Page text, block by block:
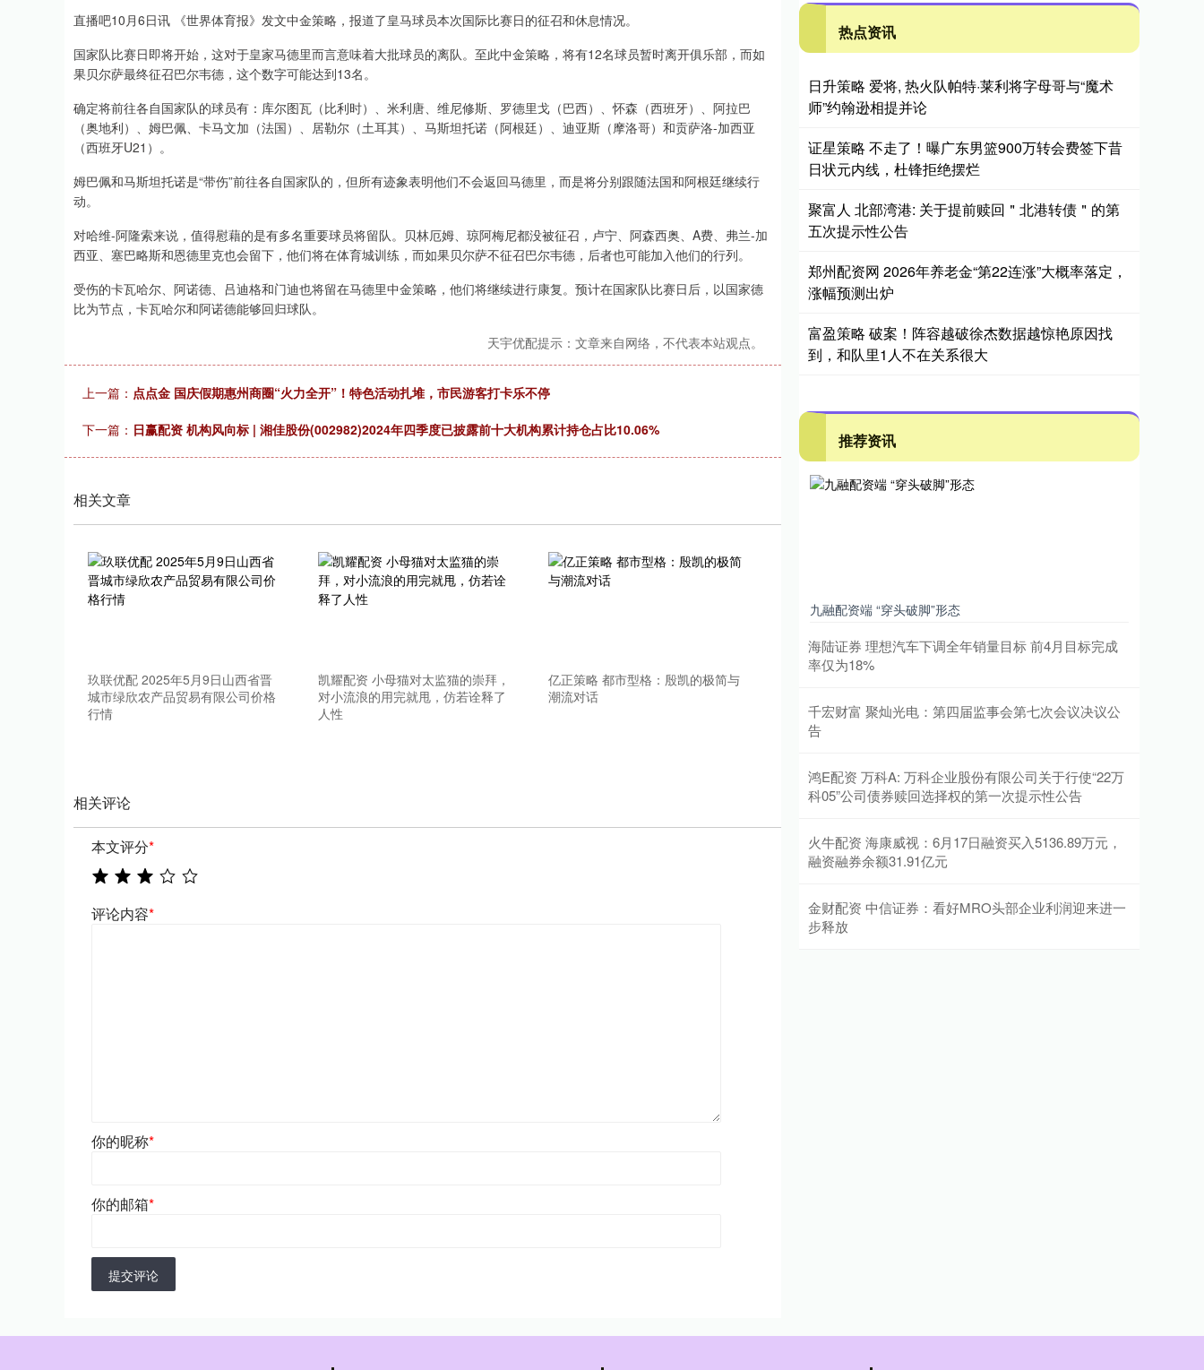
直播吧10月6日讯 《世界体育报》发文中金策略，报道了皇马球员本次国际比赛日的征召和休息情况。
国家队比赛日即将开始，这对于皇家马德里而言意味着大批球员的离队。至此中金策略，将有12名球员暂时离开俱乐部，而如
果贝尔萨最终征召巴尔韦德，这个数字可能达到13名。
确定将前往各自国家队的球员有：库尔图瓦（比利时）、米利唐、维尼修斯、罗德里戈（巴西）、怀森（西班牙）、阿拉巴
（奥地利）、姆巴佩、卡马文加（法国）、居勒尔（土耳其）、马斯坦托诺（阿根廷）、迪亚斯（摩洛哥）和贡萨洛-加西亚
（西班牙U21）。
姆巴佩和马斯坦托诺是“带伤”前往各自国家队的，但所有迹象表明他们不会返回马德里，而是将分别跟随法国和阿根廷继续行
动。
对哈维-阿隆索来说，值得慰藉的是有多名重要球员将留队。贝林厄姆、琼阿梅尼都没被征召，卢宁、阿森西奥、A费、弗兰-加
西亚、塞巴略斯和恩德里克也会留下，他们将在体育城训练，而如果贝尔萨不征召巴尔韦德，后者也可能加入他们的行列。
受伤的卡瓦哈尔、阿诺德、吕迪格和门迪也将留在马德里中金策略，他们将继续进行康复。预计在国家队比赛日后，以国家德
比为节点，卡瓦哈尔和阿诺德能够回归球队。
天宇优配提示：文章来自网络，不代表本站观点。
上一篇： 点点金 国庆假期惠州商圈“火力全开”！特色活动扎堆，市民游客打卡乐不停
下一篇： 日赢配资 机构风向标 | 湘佳股份(002982)2024年四季度已披露前十大机构累计持仓占比10.06%
相关文章
玖联优配 2025年5月9日山西省晋
城市绿欣农产品贸易有限公司价格
行情
凯耀配资 小母猫对太监猫的崇拜，
对小流浪的用完就甩，仿若诠释了
人性
亿正策略 都市型格：殷凯的极简与
潮流对话
相关评论
本文评分*
评论内容*
你的昵称*
你的邮箱*
提交评论
热点资讯
日升策略 爱将, 热火队帕特·莱利将字母哥与“魔术
师”约翰逊相提并论
证星策略 不走了！曝广东男篮900万转会费签下昔
日状元内线，杜锋拒绝摆烂
聚富人 北部湾港: 关于提前赎回＂北港转债＂的第
五次提示性公告
郑州配资网 2026年养老金“第22连涨”大概率落定，
涨幅预测出炉
富盈策略 破案！阵容越破徐杰数据越惊艳原因找
到，和队里1人不在关系很大
推荐资讯
九融配资端 “穿头破脚”形态
海陆证券 理想汽车下调全年销量目标 前4月目标完成
率仅为18%
千宏财富 聚灿光电：第四届监事会第七次会议决议公
告
鸿E配资 万科A: 万科企业股份有限公司关于行使“22万
科05”公司债券赎回选择权的第一次提示性公告
火牛配资 海康威视：6月17日融资买入5136.89万元，
融资融券余额31.91亿元
金财配资 中信证券：看好MRO头部企业利润迎来进一
步释放